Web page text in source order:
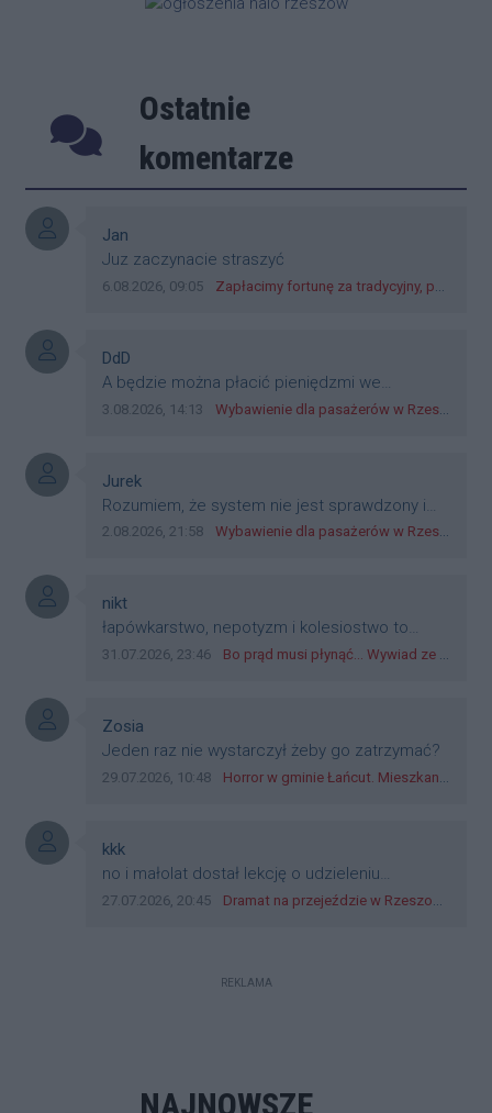
najważniejszych zmian będzie
Ostatnie
komentarze
Autor komentarza:
Jan
Treść komentarza:
Juz zaczynacie straszyć
Data dodania komentarza:
6.08.2026, 09:05 Źródło komentarza:
Zapłacimy fortunę za tradycyjny, polski obiad?! Ceny ziemniaków w skupach skoczyły o 265 procent!
Autor komentarza:
DdD
Treść komentarza:
A będzie można płacić pieniędzmi we
wszystkich? Bo banknoty emitowane przez
plastik czy inne bliki. Zakrawa na
dyskryminację.
Data dodania komentarza:
3.08.2026, 14:13 Źródło komentarza:
Wybawienie dla pasażerów w Rzeszowie? W mieście ruszyły testy nowego rozwiązania
Autor komentarza:
Jurek
Treść komentarza:
Rozumiem, że system nie jest sprawdzony i
przetestowany. Wybieram się z mim młodym
przejazdów dadzą radę. Albo ogarną, jak to
teraz młode ludzie mówią.
Data dodania komentarza:
2.08.2026, 21:58 Źródło komentarza:
Wybawienie dla pasażerów w Rzeszowie? W mieście ruszyły testy nowego rozwiązania
Autor komentarza:
nikt
Treść komentarza:
łapówkarstwo, nepotyzm i kolesiostwo to
norma w pge dystrybucja rzeszów, takie ***e
zagorzali pisowcy
Data dodania komentarza:
31.07.2026, 23:46 Źródło komentarza:
Bo prąd musi płynąć... Wywiad ze Zbigniewem Możdżeniem - Dyrektorem Generalnym Oddziału PGE Dystrybucja w Rzeszowie
Autor komentarza:
Zosia
Treść komentarza:
Jeden raz nie wystarczył żeby go zatrzymać?
Data dodania komentarza:
29.07.2026, 10:48 Źródło komentarza:
Horror w gminie Łańcut. Mieszkaniec Rzeszowa terroryzował rodzinę nożem i zaatakował policjantów! [VIDEO]
Autor komentarza:
kkk
Treść komentarza:
no i małolat dostał lekcję o udzieleniu
pierwszeństwa
Data dodania komentarza:
27.07.2026, 20:45 Źródło komentarza:
Dramat na przejeździe w Rzeszowie. 16-latek na hulajnodze wjechał wprost pod szynobus
REKLAMA
NAJNOWSZE